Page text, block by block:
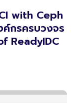
with Ceph
กรครบวงจร
ReadyIDC